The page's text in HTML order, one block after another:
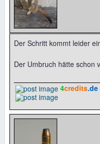
Der Schritt kommt leider
Der Umbruch hätte schon
4credits.de